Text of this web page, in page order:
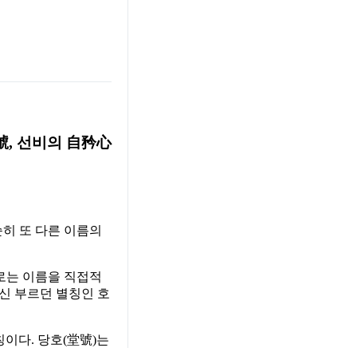
, 선비의 自矜心
또 다른 이름의
는 이름을 직접적
부르던 별칭인 호
이다. 당호(堂號)는